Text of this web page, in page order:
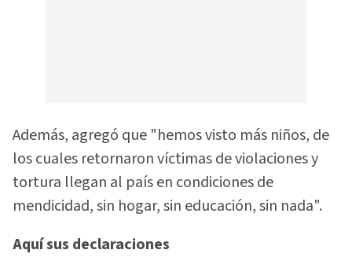
Además, agregó que "hemos visto más niños, de
los cuales retornaron víctimas de violaciones y
tortura llegan al país en condiciones de
mendicidad, sin hogar, sin educación, sin nada".
Aquí sus declaraciones